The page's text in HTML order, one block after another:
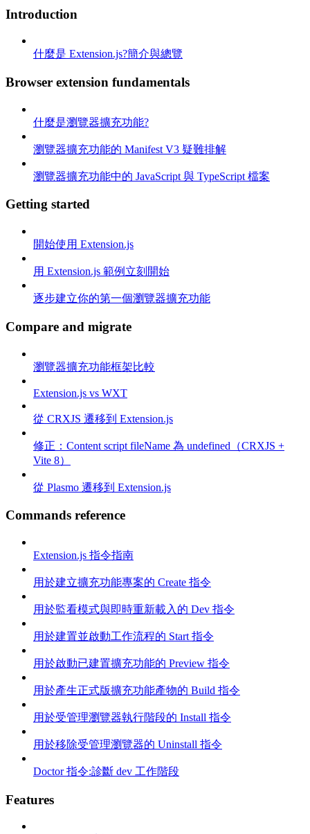
Introduction
什麼是 Extension.js?簡介與總覽
Browser extension fundamentals
什麼是瀏覽器擴充功能?
瀏覽器擴充功能的 Manifest V3 疑難排解
瀏覽器擴充功能中的 JavaScript 與 TypeScript 檔案
Getting started
開始使用 Extension.js
用 Extension.js 範例立刻開始
逐步建立你的第一個瀏覽器擴充功能
Compare and migrate
瀏覽器擴充功能框架比較
Extension.js vs WXT
從 CRXJS 遷移到 Extension.js
修正：Content script fileName 為 undefined（CRXJS +
Vite 8）
從 Plasmo 遷移到 Extension.js
Commands reference
Extension.js 指令指南
用於建立擴充功能專案的 Create 指令
用於監看模式與即時重新載入的 Dev 指令
用於建置並啟動工作流程的 Start 指令
用於啟動已建置擴充功能的 Preview 指令
用於產生正式版擴充功能產物的 Build 指令
用於受管理瀏覽器執行階段的 Install 指令
用於移除受管理瀏覽器的 Uninstall 指令
Doctor 指令:診斷 dev 工作階段
Features